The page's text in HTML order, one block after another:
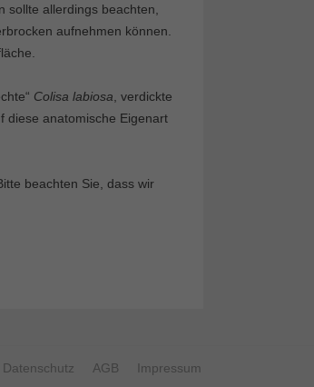
sollte allerdings beachten,
aufnehmen können.
Colisa labiosa , verdickte
diese anatomische Eigenart
beachten Sie, dass wir
Datenschutz AGB Impressum